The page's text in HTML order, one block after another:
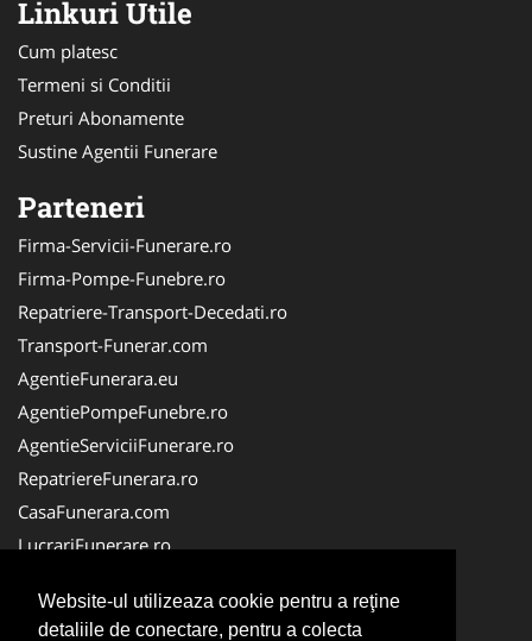
Website-ul utilizeaza cookie pentru a reţine
detaliile de conectare, pentru a colecta
Linkuri Utile
Cum platesc
Termeni si Conditii
Preturi Abonamente
Sustine Agentii Funerare
Parteneri
Firma-Servicii-Funerare.ro
Firma-Pompe-Funebre.ro
Repatriere-Transport-Decedati.ro
Transport-Funerar.com
AgentieFunerara.eu
AgentiePompeFunebre.ro
AgentieServiciiFunerare.ro
RepatriereFunerara.ro
CasaFunerara.com
LucrariFunerare.ro
ParastasesiPomeni.ro